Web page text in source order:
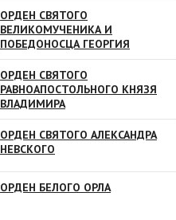
ОРДЕН СВЯТОГО
ВЕЛИКОМУЧЕНИКА И
ПОБЕДОНОСЦА ГЕОРГИЯ
ОРДЕН СВЯТОГО
РАВНОАПОСТОЛЬНОГО КНЯЗЯ
ВЛАДИМИРА
ОРДЕН СВЯТОГО АЛЕКСАНДРА
НЕВСКОГО
ОРДЕН БЕЛОГО ОРЛА